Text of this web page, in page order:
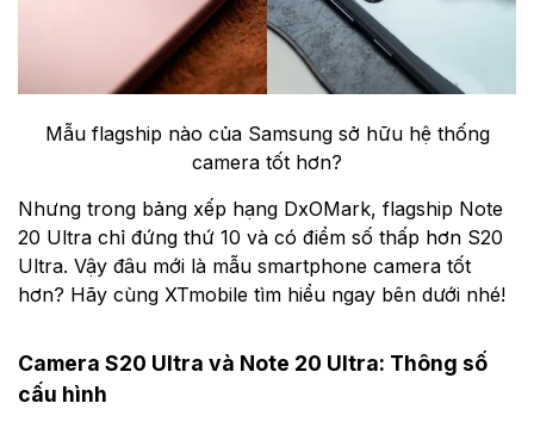
Mẫu flagship nào của Samsung sở hữu hệ thống
camera tốt hơn?
Nhưng trong bảng xếp hạng DxOMark, flagship Note
20 Ultra chỉ đứng thứ 10 và có điểm số thấp hơn S20
Ultra. Vậy đâu mới là mẫu smartphone camera tốt
hơn? Hãy cùng XTmobile tìm hiểu ngay bên dưới nhé!
Camera S20 Ultra và Note 20 Ultra: Thông số
cấu hình